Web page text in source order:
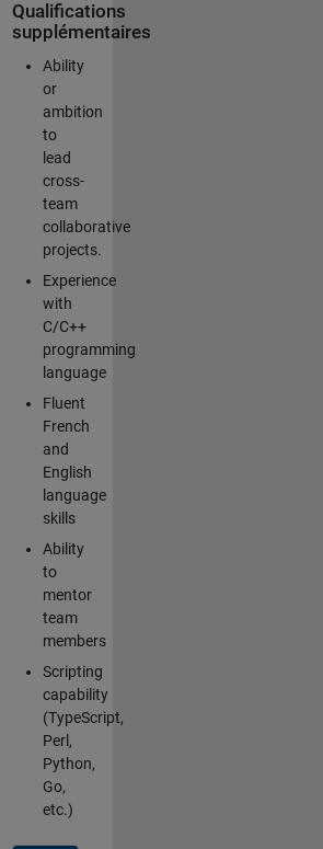
Qualifications
supplémentaires
Ability
or
ambition
to
lead
cross-
team
collaborative
projects.
Experience
with
C/C++
programming
language
Fluent
French
and
English
language
skills
Ability
to
mentor
team
members
Scripting
capability
(TypeScript,
Perl,
Python,
Go,
etc.)